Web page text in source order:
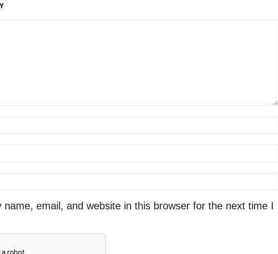
name, email, and website in this browser for the next time I